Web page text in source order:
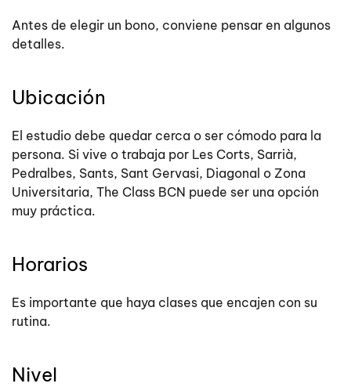
Antes de elegir un bono, conviene pensar en algunos
detalles.
Ubicación
El estudio debe quedar cerca o ser cómodo para la
persona. Si vive o trabaja por Les Corts, Sarrià,
Pedralbes, Sants, Sant Gervasi, Diagonal o Zona
Universitaria, The Class BCN puede ser una opción
muy práctica.
Horarios
Es importante que haya clases que encajen con su
rutina.
Nivel